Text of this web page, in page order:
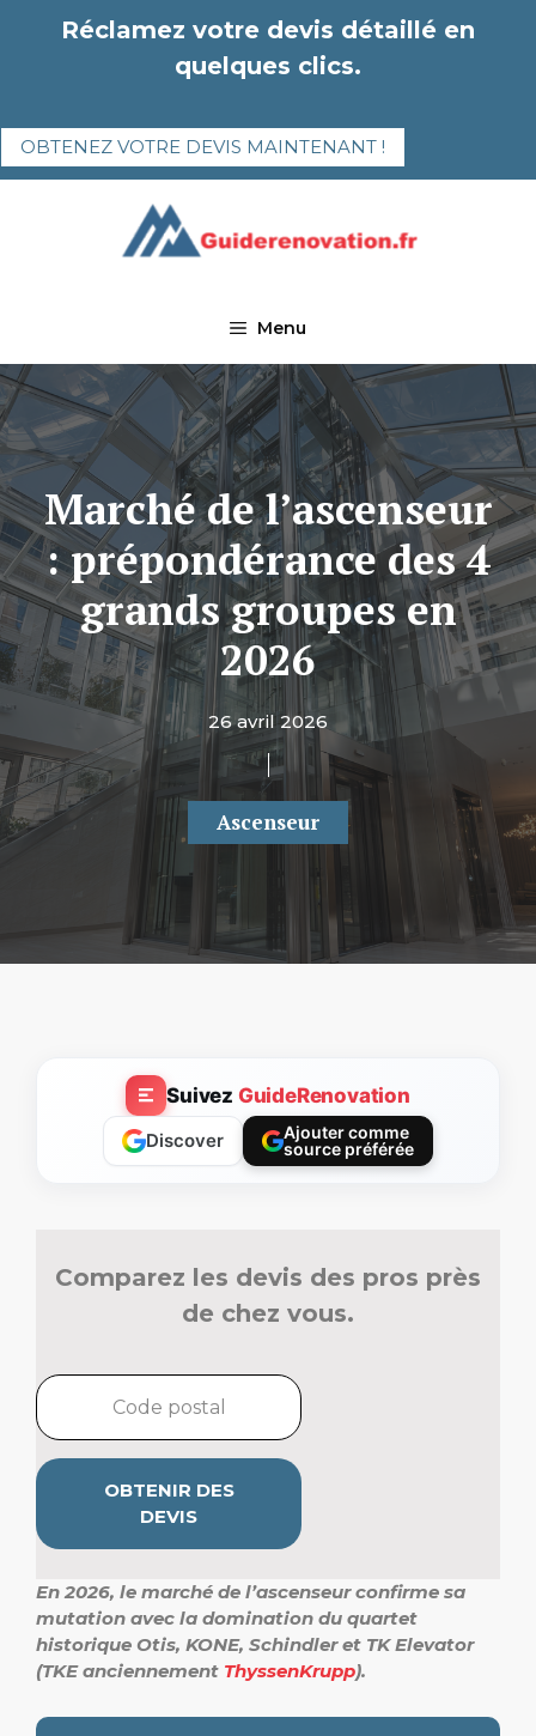
Réclamez votre devis détaillé en
quelques clics.
OBTENEZ VOTRE DEVIS MAINTENANT !
Menu
Marché de l’ascenseur
: prépondérance des 4
grands groupes en
2026
26 avril 2026
Ascenseur
Suivez GuideRenovation
Discover
Ajouter comme
source préférée
Comparez les devis des pros près
de chez vous.
OBTENIR DES
DEVIS
En 2026, le marché de l’ascenseur confirme sa
mutation avec la domination du quartet
historique Otis, KONE, Schindler et TK Elevator
(TKE anciennement ThyssenKrupp).